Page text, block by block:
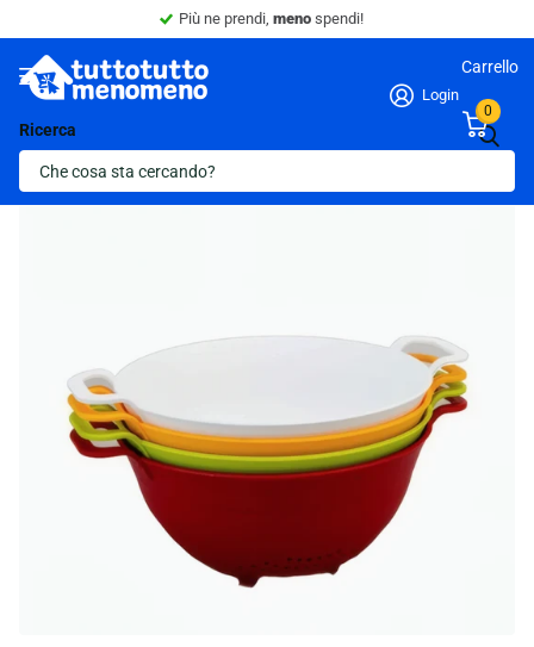
Sconto 10% -Minimo 4 articoli nel
Ricerca
Login
Carrello
0